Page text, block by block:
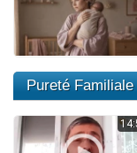
Pureté Familiale